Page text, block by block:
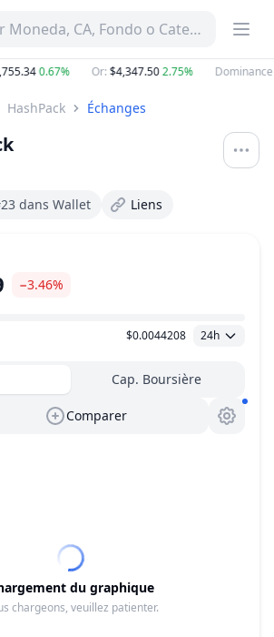
Moneda, CA, Fondo o Categoría
0.67% Or:$4,347.502.75% Dominance
HashPack Échanges
dans Wallet Liens
−3.46%
$0.0044208 24h
Cap. Boursière
Comparer
du graphique
chargeons, veuillez patienter.